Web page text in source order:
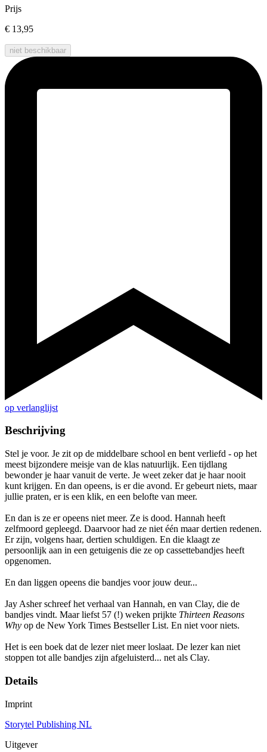
Prijs
€ 13,95
niet beschikbaar
op verlanglijst
Beschrijving
Stel je voor. Je zit op de middelbare school en bent verliefd - op het
meest bijzondere meisje van de klas natuurlijk. Een tijdlang
bewonder je haar vanuit de verte. Je weet zeker dat je haar nooit
kunt krijgen. En dan opeens, is er die avond. Er gebeurt niets, maar
jullie praten, er is een klik, en een belofte van meer.
En dan is ze er opeens niet meer. Ze is dood. Hannah heeft
zelfmoord gepleegd. Daarvoor had ze niet één maar dertien redenen.
Er zijn, volgens haar, dertien schuldigen. En die klaagt ze
persoonlijk aan in een getuigenis die ze op cassettebandjes heeft
opgenomen.
En dan liggen opeens die bandjes voor jouw deur...
Jay Asher schreef het verhaal van Hannah, en van Clay, die de
bandjes vindt. Maar liefst 57 (!) weken prijkte Thirteen Reasons
Why op de New York Times Bestseller List. En niet voor niets.
Het is een boek dat de lezer niet meer loslaat. De lezer kan niet
stoppen tot alle bandjes zijn afgeluisterd... net als Clay.
Details
Imprint
Storytel Publishing NL
Uitgever